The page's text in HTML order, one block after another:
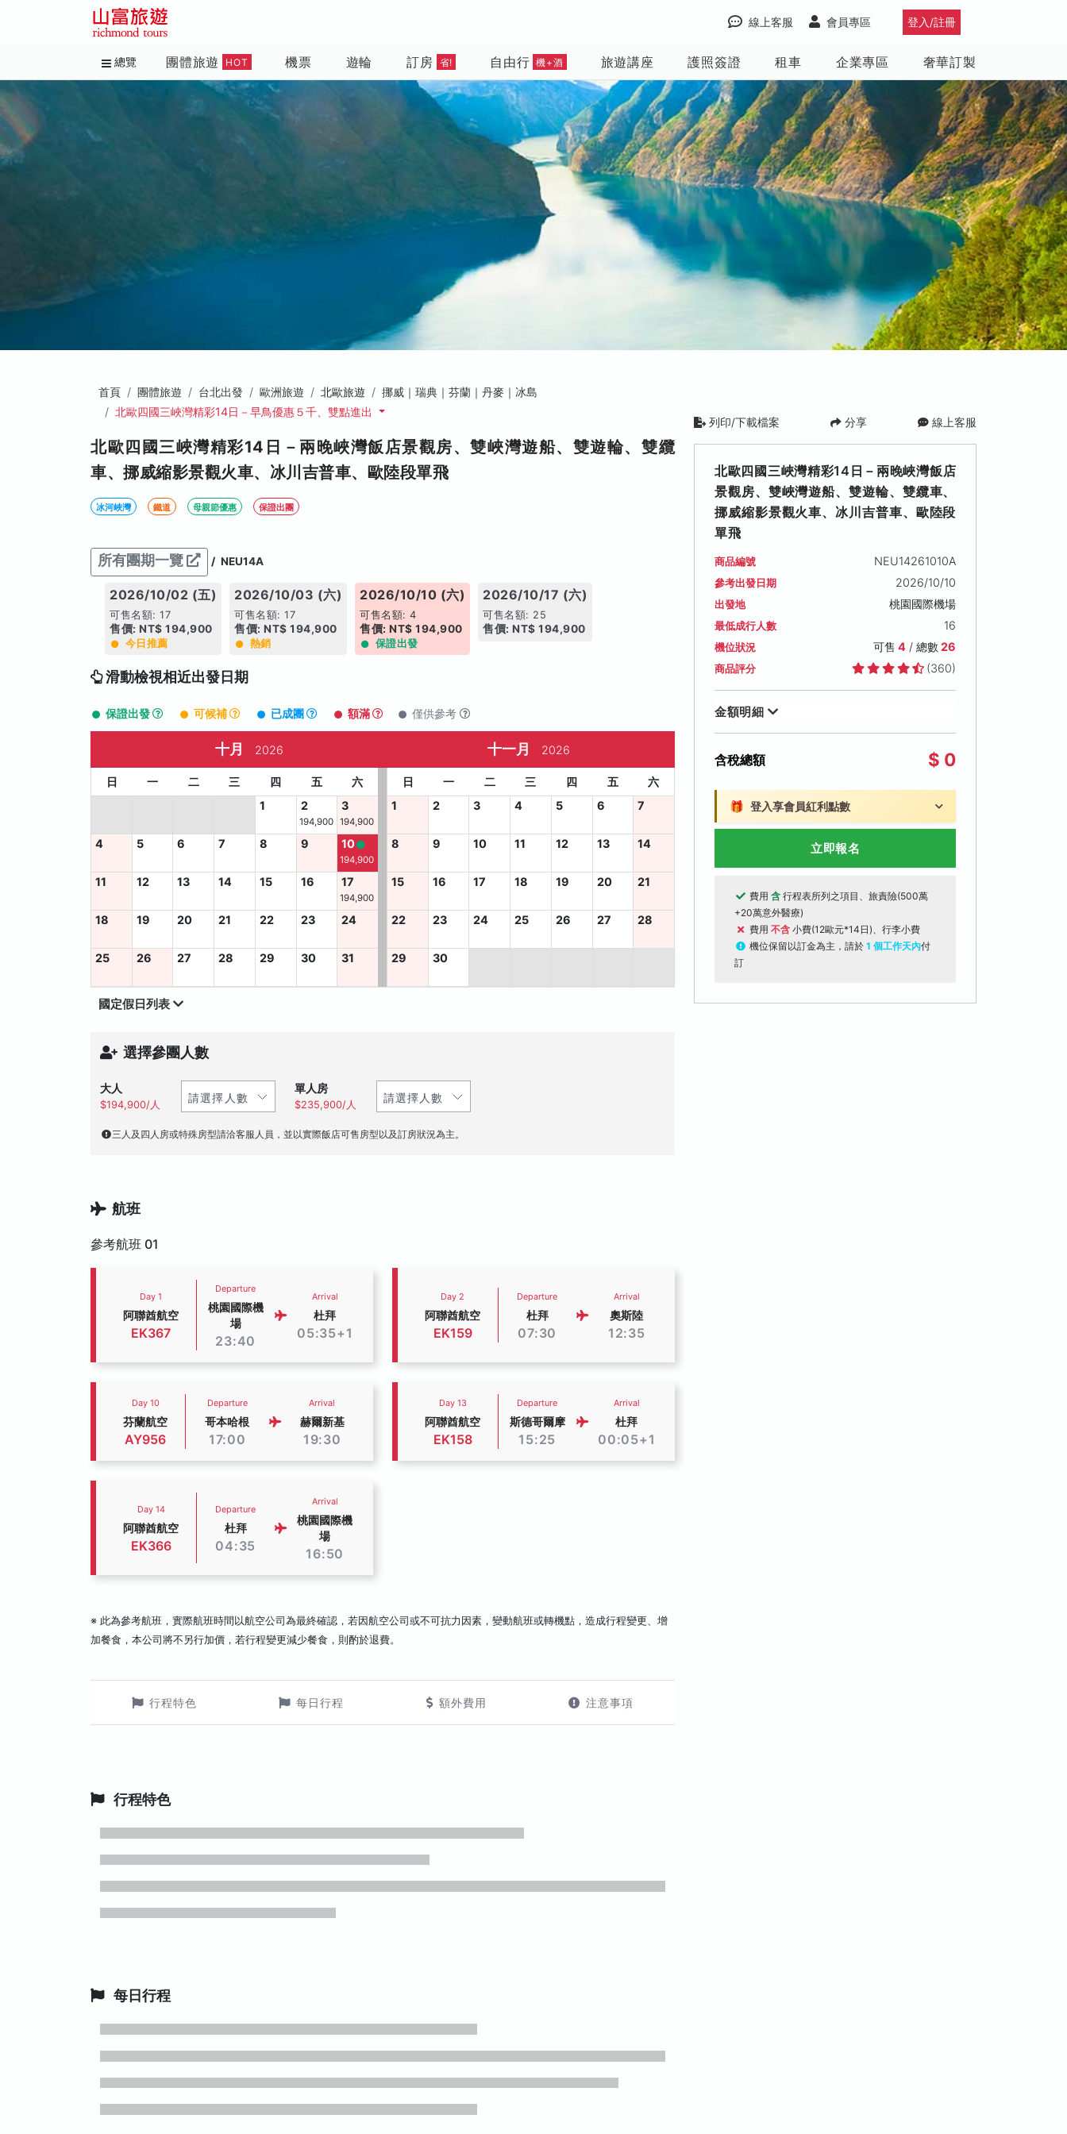
登入/註冊
會員專區
線上客服
總覽 團體旅遊 HOT 機票 遊輪 訂房 省! 自由行 機+酒 旅遊講座 護照簽證 租車 企業專區 奢華訂製
首頁 團體旅遊 台北出發 歐洲旅遊 北歐旅遊
挪威｜瑞典｜芬蘭｜丹麥｜冰島
北歐四國三峽灣精彩14日－早鳥優惠５千、雙點進出
北歐四國三峽灣精彩14日－兩晚峽灣飯店景觀房、雙峽灣遊船、雙遊輪、雙纜
車、挪威縮影景觀火車、冰川吉普車、歐陸段單飛
冰河峽灣 鐵道 母親節優惠 保證出團
所有團期一覽 / NEU14A
2026/10/02 (五)
可售名額: 17
售價: NT$ 194,900
今日推薦
2026/10/03 (六)
可售名額: 17
售價: NT$ 194,900
熱銷
2026/10/10 (六)
可售名額: 4
售價: NT$ 194,900
保證出發
2026/10/17 (六)
可售名額: 25
售價: NT$ 194,900
滑動檢視相近出發日期
保證出發 可候補 已成團 額滿 僅供參考
十月 2026
日 一 二 三 四 五
六
1
2
194,900
3
194,900
4 5 6 7 8 9 10
194,900
11 12 13 14 15 16 17
194,900
18 19 20 21 22 23 24
25 26 27 28 29 30 31
國定假日列表
十一月 2026
日 一 二 三 四 五
六
1
2 3 4 5 6 7
8 9 10 11 12 13 14
15 16 17 18 19 20 21
22 23 24 25 26 27 28
29 30
選擇參團人數
大人
$194,900/人
單人房
$235,900/人
三人及四人房或特殊房型請洽客服人員，並以實際飯店可售房型以及訂房狀況為主。
航班
參考航班 01
Day 1
阿聯酋航空
EK367
Departure
桃園國際機
場
23:40
Arrival
杜拜
05:35+1
Day 2
阿聯酋航空
EK159
Departure
杜拜
07:30
Arrival
奧斯陸
12:35
Day 10
芬蘭航空
AY956
Departure
哥本哈根
17:00
Arrival
赫爾新基
19:30
Day 13
阿聯酋航空
EK158
Departure
斯德哥爾摩
15:25
Arrival
杜拜
00:05+1
Day 14
阿聯酋航空
EK366
Departure
杜拜
04:35
Arrival
桃園國際機
場
16:50
※ 此為參考航班，實際航班時間以航空公司為最終確認，若因航空公司或不可抗力因素，變動航班或轉機點，造成行程變更、增
加餐食，本公司將不另行加價，若行程變更減少餐食，則酌於退費。
行程特色 每日行程 額外費用 注意事項
行程特色
每日行程
列印/下載檔案 分享 線上客服
北歐四國三峽灣精彩14日－兩晚峽灣飯店
景觀房、雙峽灣遊船、雙遊輪、雙纜車、
挪威縮影景觀火車、冰川吉普車、歐陸段
單飛
商品編號 NEU14261010A
參考出發日期 2026/10/10
出發地 桃園國際機場
最低成行人數 16
機位狀況 可售 4/ 總數26
商品評分 (360)
金額明細
含稅總額 $ 0
🎁 登入享會員紅利點數
立即報名
費用 含 行程表所列之項目、旅責險(500萬
+20萬意外醫療)
費用 不含 小費(12歐元*14日)、行李小費
機位保留以訂金為主，請於 1 個工作天內付
訂